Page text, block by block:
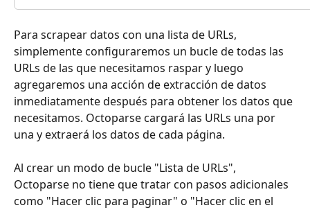
Para scrapear datos con una lista de URLs,
simplemente configuraremos un bucle de todas las
URLs de las que necesitamos raspar y luego
agregaremos una acción de extracción de datos
inmediatamente después para obtener los datos que
necesitamos. Octoparse cargará las URLs una por
una y extraerá los datos de cada página.
Al crear un modo de bucle "Lista de URLs",
Octoparse no tiene que tratar con pasos adicionales
como "Hacer clic para paginar" o "Hacer clic en el